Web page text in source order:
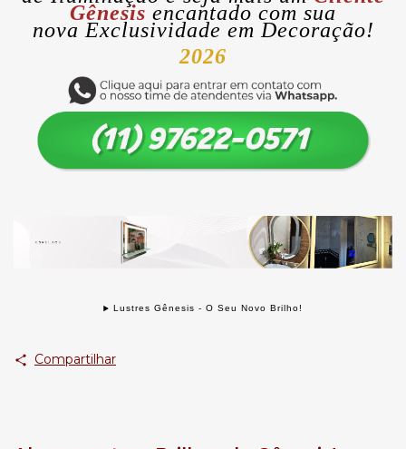
Gênesis encantado com sua
nova Exclusividade em Decoração!
2026
Lustres Gênesis - O Seu Novo Brilho!
Compartilhar